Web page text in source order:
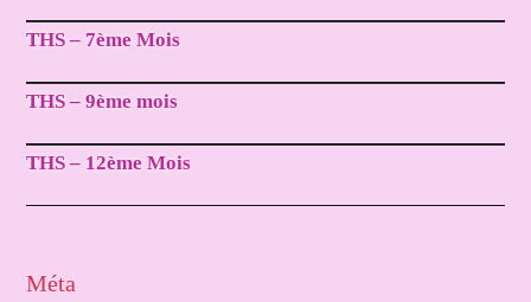
THS – 7ème Mois
THS – 9ème mois
THS – 12ème Mois
Méta